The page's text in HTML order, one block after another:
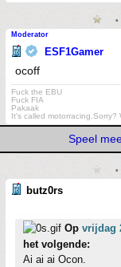
Moderator
ESF1Gamer
ocoff
Fuck the EBU
Fuck FIA
Pakaak
It's called motorracing.Sorry?
Speel
butz0rs
Op vrijdag
het volgende:
Ai ai ai Ocon.